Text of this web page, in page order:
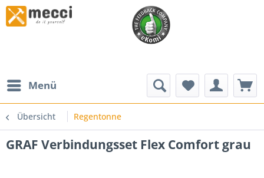
Menü
Übersicht Regentonne
GRAF Verbindungsset Flex Comfort grau